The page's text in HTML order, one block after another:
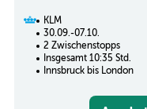
KLM
30.09.-07.10.
2 Zwischenstopps
Insgesamt 10:35 Std.
Innsbruck bis London